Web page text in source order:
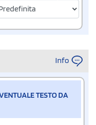
Info
TESTO DA